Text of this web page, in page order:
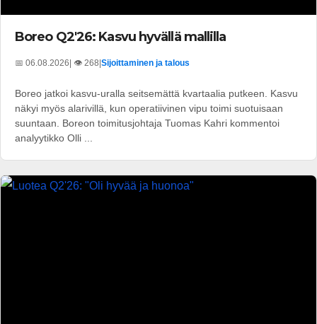
Boreo Q2'26: Kasvu hyvällä mallilla
📅 06.08.2026| 👁️ 268|Sijoittaminen ja talous
Boreo jatkoi kasvu-uralla seitsemättä kvartaalia putkeen. Kasvu
näkyi myös alarivillä, kun operatiivinen vipu toimi suotuisaan
suuntaan. Boreon toimitusjohtaja Tuomas Kahri kommentoi
analyytikko Olli ...